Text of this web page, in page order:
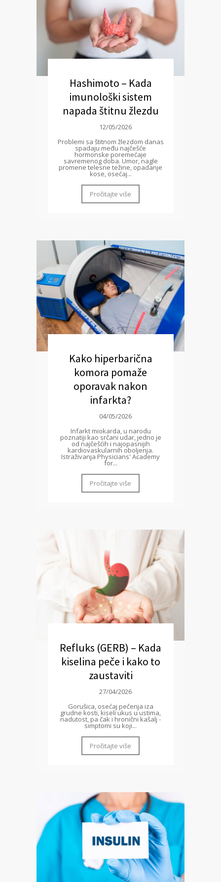
Hashimoto – Kada
imunološki sistem
napada štitnu žlezdu
12/05/2026
Problemi sa štitnom žlezdom danas
spadaju među najčešće
hormonske poremećaje
savremenog doba. Umor, nagle
promene telesne težine, opadanje
kose, osećaj...
Pročitajte više
Kako hiperbarična
komora pomaže
oporavak nakon
infarkta?
04/05/2026
Infarkt miokarda, u narodu
poznatiji kao srčani udar, jedno je
od najčešćih i najopasnijih
kardiovaskularnih oboljenja.
Istraživanja Physicians' Academy
for...
Pročitajte više
Refluks (GERB) – Kada
kiselina peče i kako to
zaustaviti
27/04/2026
Gorušica, osećaj pečenja iza
grudne kosti, kiseli ukus u ustima,
nadutost, pa čak i hronični kašalj -
simptomi su koji...
Pročitajte više